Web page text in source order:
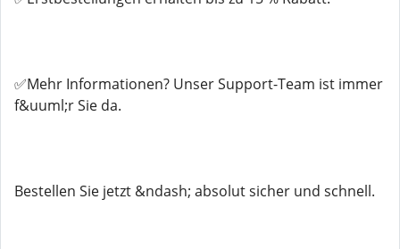
✅Mehr Informationen? Unser Support-Team ist immer
f&uuml;r Sie da.
Bestellen Sie jetzt &ndash; absolut sicher und schnell.